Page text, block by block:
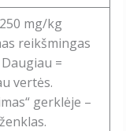
mg/kg
reikšmingas
=
vertės.
gerklėje –